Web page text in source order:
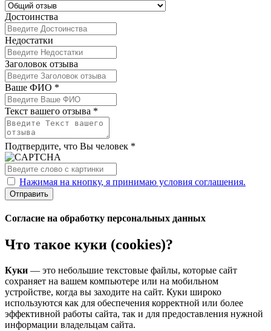
Достоинства
Недостатки
Заголовок отзыва
Ваше ФИО *
Текст вашего отзыва *
Подтвердите, что Вы человек *
Нажимая на кнопку, я принимаю условия соглашения.
Отправить
Согласие на обработку персональных данных
Что такое куки (cookies)?
Куки — это небольшие текстовые файлы, которые сайт
сохраняет на вашем компьютере или на мобильном
устройстве, когда вы заходите на сайт. Куки широко
используются как для обеспечения корректной или более
эффективной работы сайта, так и для предоставления нужной
информации владельцам сайта.